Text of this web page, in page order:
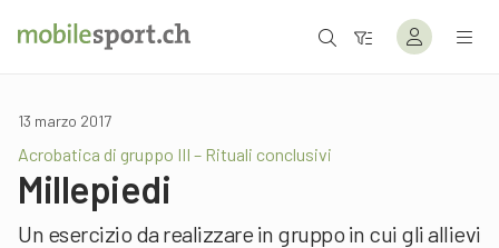
13 marzo 2017
Acrobatica di gruppo III – Rituali conclusivi
Millepiedi
Un esercizio da realizzare in gruppo in cui gli allievi